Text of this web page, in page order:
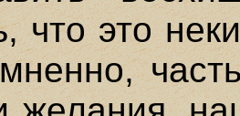
что это